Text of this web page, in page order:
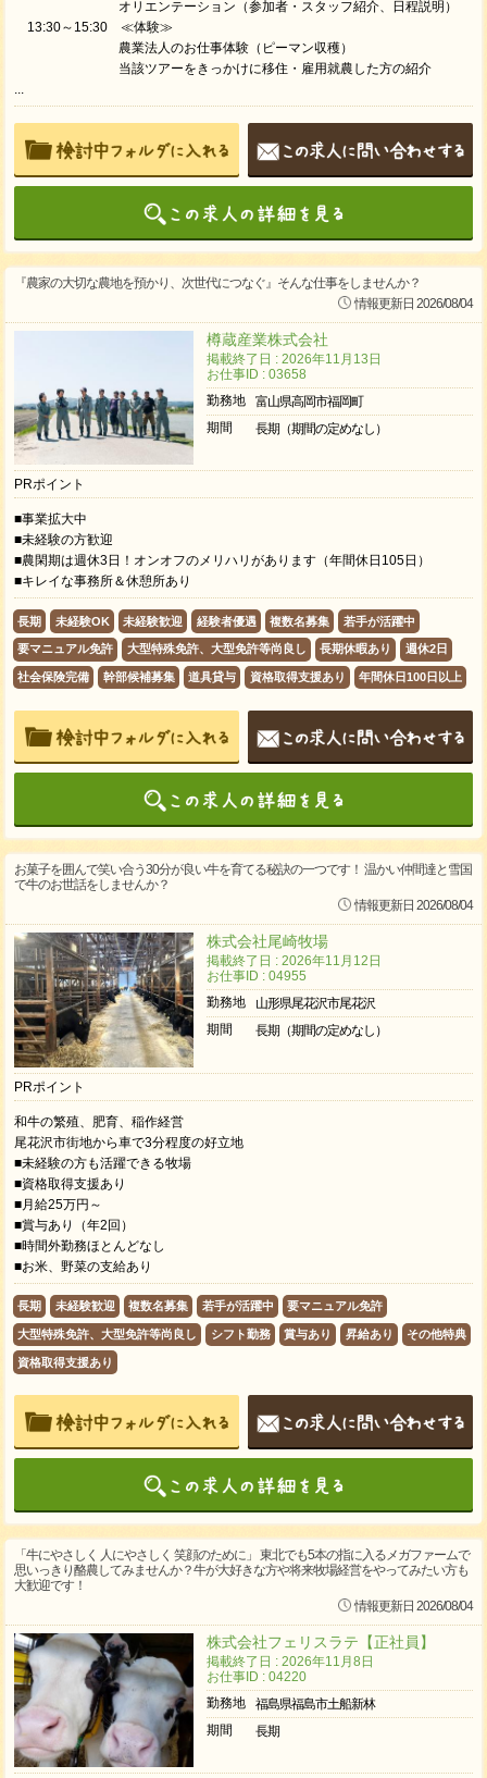
オリエンテーション（参加者・スタッフ紹介、日程説明）
13:30～15:30 ≪体験≫
農業法人のお仕事体験（ピーマン収穫）
当該ツアーをきっかけに移住・雇用就農した方の紹介
...
『農家の大切な農地を預かり、次世代につなぐ』そんな仕事をしませんか？
情報更新日 2026/08/04
樽蔵産業株式会社
掲載終了日 : 2026年11月13日
お仕事ID : 03658
勤務地
富山県高岡市福岡町
期間
長期（期間の定めなし）
PRポイント
■事業拡大中
■未経験の方歓迎
■農閑期は週休3日！オンオフのメリハリがあります（年間休日105日）
■キレイな事務所＆休憩所あり
長期 未経験OK 未経験歓迎 経験者優遇 複数名募集 若手が活躍中
要マニュアル免許 大型特殊免許、大型免許等尚良し 長期休暇あり 週休2日
社会保険完備 幹部候補募集 道具貸与 資格取得支援あり 年間休日100日以上
お菓子を囲んで笑い合う30分が良い牛を育てる秘訣の一つです！ 温かい仲間達と雪国
で牛のお世話をしませんか？
情報更新日 2026/08/04
株式会社尾崎牧場
掲載終了日 : 2026年11月12日
お仕事ID : 04955
勤務地
山形県尾花沢市尾花沢
期間
長期（期間の定めなし）
PRポイント
和牛の繁殖、肥育、稲作経営
尾花沢市街地から車で3分程度の好立地
■未経験の方も活躍できる牧場
■資格取得支援あり
■月給25万円～
■賞与あり（年2回）
■時間外勤務ほとんどなし
■お米、野菜の支給あり
長期 未経験歓迎 複数名募集 若手が活躍中 要マニュアル免許
大型特殊免許、大型免許等尚良し シフト勤務 賞与あり 昇給あり その他特典
資格取得支援あり
「牛にやさしく 人にやさしく 笑顔のために」 東北でも5本の指に入るメガファームで
思いっきり酪農してみませんか？牛が大好きな方や将来牧場経営をやってみたい方も
大歓迎です！
情報更新日 2026/08/04
株式会社フェリスラテ【正社員】
掲載終了日 : 2026年11月8日
お仕事ID : 04220
勤務地
福島県福島市土船新林
期間
長期